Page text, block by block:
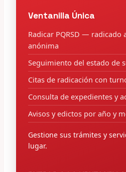
Ventanilla Única
Radicar PQRSD — radicado
anónima
Seguimiento del estado de
Citas de radicación con
Consulta de expedientes y
Avisos y edictos por año y
Gestione sus trámites y
lugar.